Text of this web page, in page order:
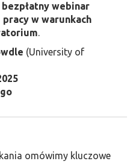
bezpłatny webinar
w warunkach
.
(University of
omówimy kluczowe